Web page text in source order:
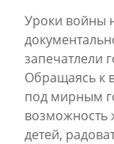
Уроки войны
запечатлели
Обращаясь к
под мирным
возможность
детей,